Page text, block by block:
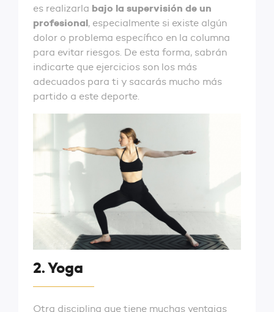
es realizarla bajo la supervisión de un
profesional, especialmente si existe algún
dolor o problema específico en la columna
para evitar riesgos. De esta forma, sabrán
indicarte que ejercicios son los más
adecuados para ti y sacarás mucho más
partido a este deporte.
2. Yoga
Otra disciplina que tiene muchas ventajas